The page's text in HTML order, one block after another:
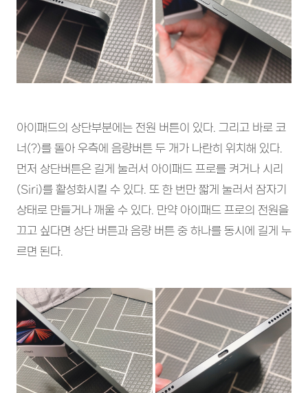
아이패드의 상단부분에는 전원 버튼이 있다. 그리고 바로 코
너(?)를 돌아 우측에 음량버튼 두 개가 나란히 위치해 있다.
먼저 상단버튼은 길게 눌러서 아이패드 프로를 켜거나 시리
(Siri)를 활성화시킬 수 있다. 또 한 번만 짧게 눌러서 잠자기
상태로 만들거나 깨울 수 있다. 만약 아이패드 프로의 전원을
끄고 싶다면 상단 버튼과 음량 버튼 중 하나를 동시에 길게 누
르면 된다.